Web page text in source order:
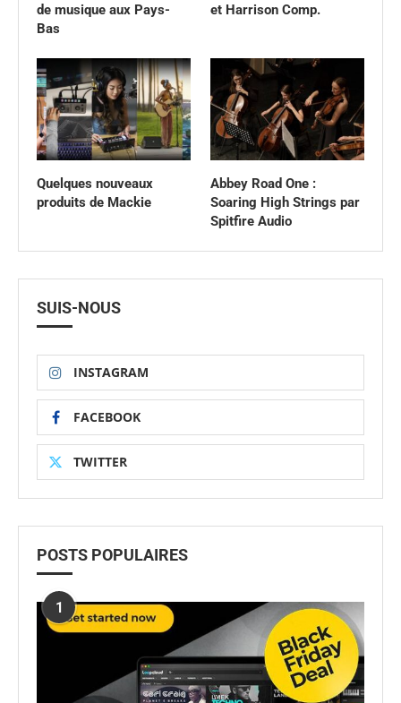
de musique aux Pays-
Bas
et Harrison Comp.
Quelques nouveaux
produits de Mackie
Abbey Road One :
Soaring High Strings par
Spitfire Audio
SUIS-NOUS
INSTAGRAM
FACEBOOK
TWITTER
POSTS POPULAIRES
1